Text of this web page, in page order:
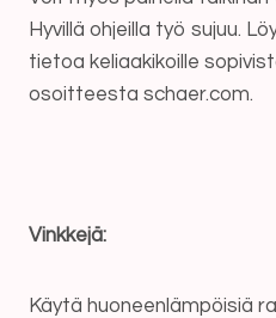
Hyvillä ohjeilla työ sujuu.
tietoa keliaakikoille
osoitteesta schaer.com.
Vinkkejä:
Käytä huoneenlämpöisiä